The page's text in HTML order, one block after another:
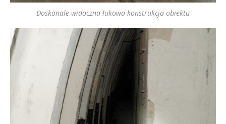
Doskonale widoczna łukowa konstrukcja obiektu